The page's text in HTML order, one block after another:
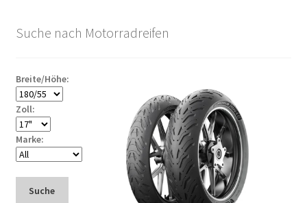
Suche nach Motorradreifen
Breite/Höhe:
Zoll:
Marke:
Suche